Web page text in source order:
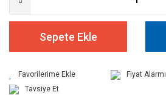
Sepete Ekle
Fiyat Alarmı
Tavsiye Et